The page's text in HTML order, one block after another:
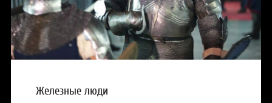
Железные люди